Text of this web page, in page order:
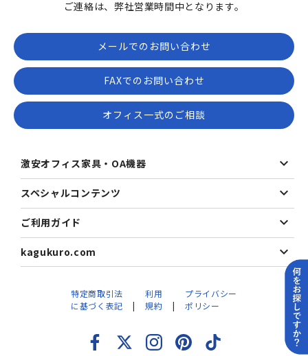
ご連絡は、弊社営業時間中となります。
メールでのお問い合わせ
FAXでのお問い合わせ
オフィス一式のご相談
激安オフィス家具・OA機器
スペシャルコンテンツ
ご利用ガイド
kagukuro.com
特定商取引法
に基づく表記
利用
規約
プライバシー
ポリシー